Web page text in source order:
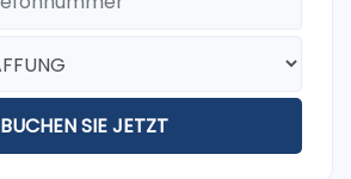
BUCHEN SIE JETZT